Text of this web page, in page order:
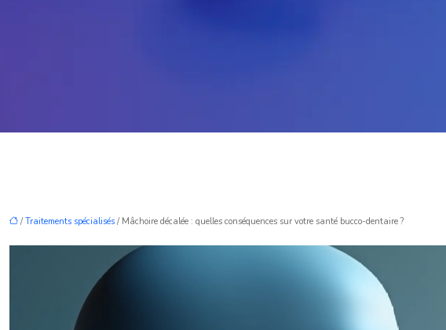
/Traitements spécialisés / Mâchoire décalée : quelles conséquences sur votre santé bucco-dentaire ?